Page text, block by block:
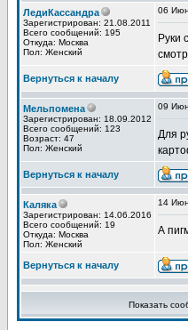
ЛедиКассандра
Зарегистрирован: 21.08.2011
Всего сообщений: 195
Откуда: Москва
Пол: Женский
06
Руки
Вернуться к началу
Мельпомена
Зарегистрирован: 18.09.2012
Всего сообщений: 123
Возраст: 47
Пол: Женский
09
Для
Вернуться к началу
Каляка
Зарегистрирован: 14.06.2016
Всего сообщений: 19
Откуда: Москва
Пол: Женский
14
А
Вернуться к началу
Показать